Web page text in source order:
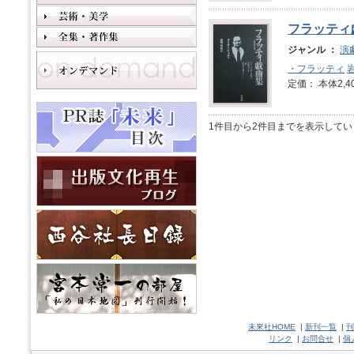
フラッティ
ジャンル ： 演
・フラッティ
定価： 本体
1件目から2件目までを表示して
未來社HOME | 新刊一覧 |
リンク
| お問合せ | 個